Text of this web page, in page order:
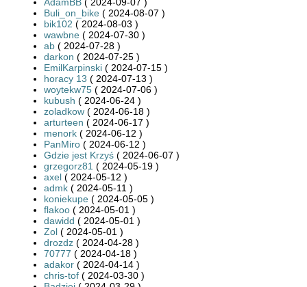
Buli_on_bike ( 2024-08-07 )
bik102 ( 2024-08-03 )
wawbne ( 2024-07-30 )
ab ( 2024-07-28 )
darkon ( 2024-07-25 )
EmilKarpinski ( 2024-07-15 )
horacy 13 ( 2024-07-13 )
woytekw75 ( 2024-07-06 )
kubush ( 2024-06-24 )
zoladkow ( 2024-06-18 )
arturteen ( 2024-06-17 )
menork ( 2024-06-12 )
PanMiro ( 2024-06-12 )
Gdzie jest Krzyś ( 2024-06-07 )
grzegorz81 ( 2024-05-19 )
axel ( 2024-05-12 )
admk ( 2024-05-11 )
koniekupe ( 2024-05-05 )
flakoo ( 2024-05-01 )
dawidd ( 2024-05-01 )
Zol ( 2024-05-01 )
drozdz ( 2024-04-28 )
70777 ( 2024-04-18 )
adakor ( 2024-04-14 )
chris-tof ( 2024-03-30 )